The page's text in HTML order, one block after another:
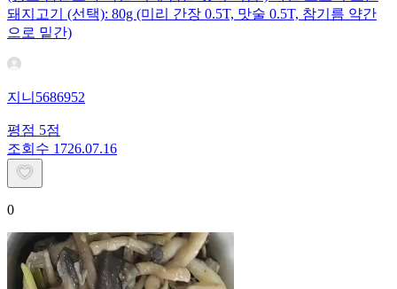
돼지고기 (선택): 80g (미리 간장 0.5T, 맛술 0.5T, 참기름 약간
으로 밑간)
지니5686952
평점 5점
조회수 1726.07.16
0